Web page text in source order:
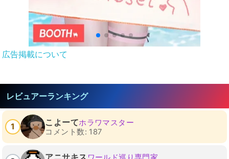
広告掲載について
レビュアーランキング
1 こよーてホラワマスター
コメント数: 187
アニサキス